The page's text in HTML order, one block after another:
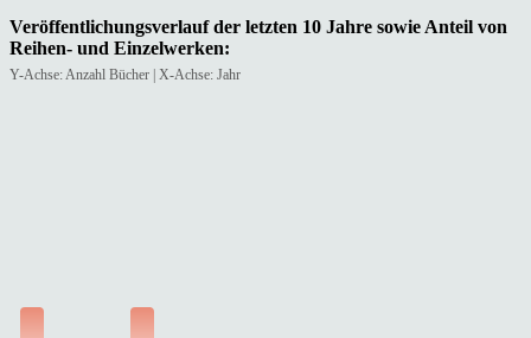
Veröffentlichungsverlauf der letzten 10 Jahre sowie Anteil von
Reihen- und Einzelwerken:
Y-Achse: Anzahl Bücher | X-Achse: Jahr